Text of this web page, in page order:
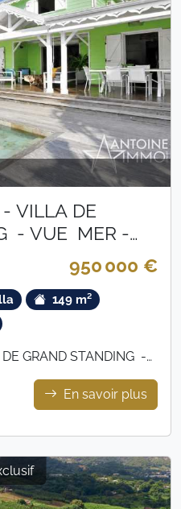
VILLA DE
- VUE MER -
950 000 €
149 m²
GRAND STANDING -
En savoir plus